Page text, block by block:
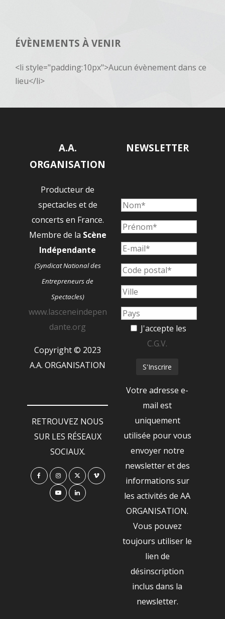
ÉVÈNEMENTS À VENIR
<li style="padding:10px">Aucun évènement dans ce
lieu</li>
A.A.
ORGANISATION
Producteur de
spectacles et de
concerts en France.
Membre de la Scène
Indépendante
(Syndicat National des
Entrepreneurs de
Spectacles)
www.lasceneindepen
dante.org
Copyright © 2023
A.A. ORGANISATION
RETROUVEZ NOUS
SUR LES RÉSEAUX
SOCIAUX.
NEWSLETTER
J'accepte les
C.G.V.
Votre adresse e-
mail est
uniquement
utilisée pour vous
envoyer notre
newsletter et des
informations sur
les activités de AA
ORGANISATION.
Vous pouvez
toujours utiliser le
lien de
désinscription
inclus dans la
newsletter.